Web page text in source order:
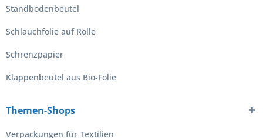
Standbodenbeutel
Schlauchfolie auf Rolle
Schrenzpapier
Klappenbeutel aus Bio-Folie
Themen-Shops
Verpackungen für Textilien